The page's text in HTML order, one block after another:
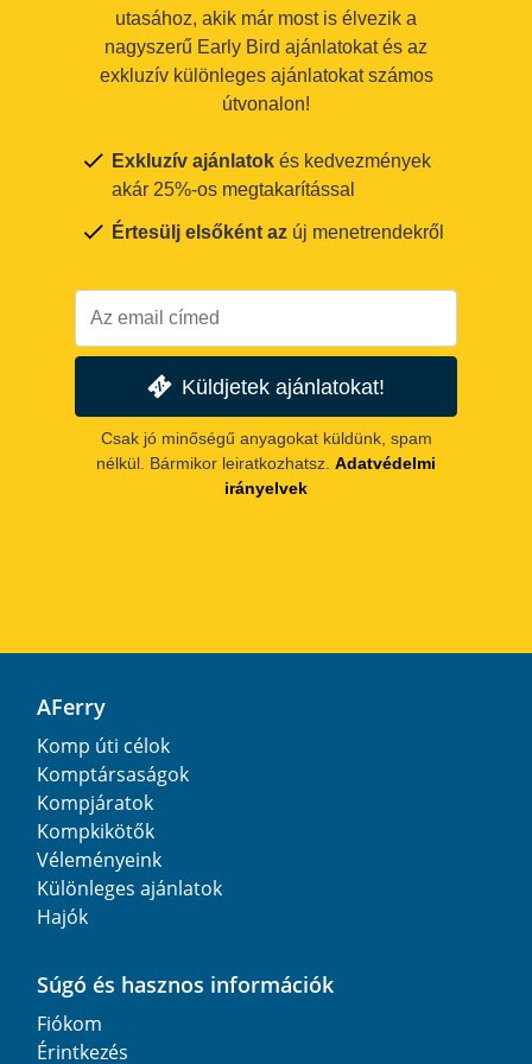
utasához, akik már most is élvezik a
nagyszerű Early Bird ajánlatokat és az
exkluzív különleges ajánlatokat számos
útvonalon!
Exkluzív ajánlatok és kedvezmények
akár 25%-os megtakarítással
Értesülj elsőként az új menetrendekről
Küldjetek ajánlatokat!
Csak jó minőségű anyagokat küldünk, spam
nélkül. Bármikor leiratkozhatsz. Adatvédelmi
irányelvek
AFerry
Komp úti célok
Komptársaságok
Kompjáratok
Kompkikötők
Véleményeink
Különleges ajánlatok
Hajók
Súgó és hasznos információk
Fiókom
Érintkezés